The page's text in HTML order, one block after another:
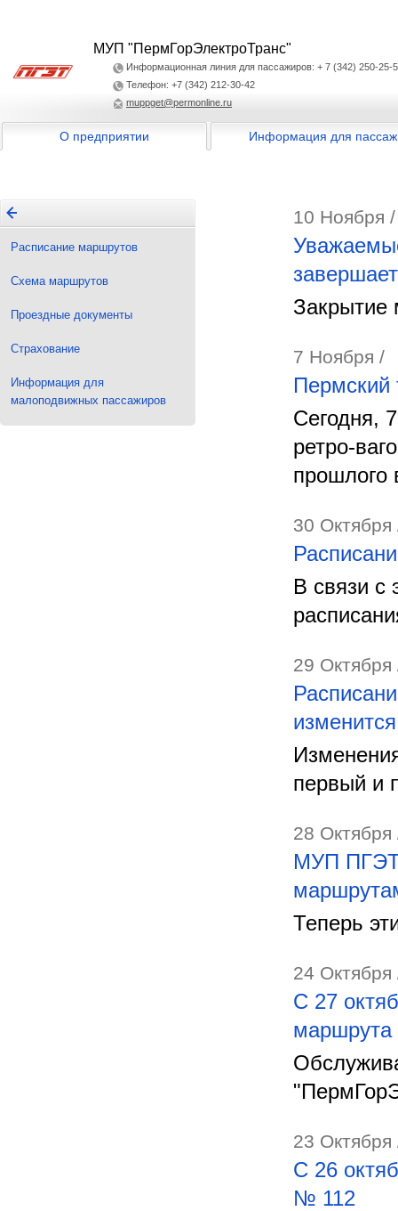
МУП "ПермГорЭлектроТранс"
Информационная линия для пассажиров: + 7 (342) 250-25-
Телефон: +7 (342) 212-30-42
muppget@permonline.ru
О предприятии Информация для
Расписание маршрутов
Схема маршрутов
Проездные документы
Страхование
Информация для
малоподвижных пассажиров
10 Ноября /
Закрытие
7 Ноября /
Пермский
Сегодня,
ретро-
прошлого
30 Октября
В связи с
29 Октября
изменится
первый и
28 Октября
МУП ПГЭТ
Теперь
24 Октября
С 27
23 Октября
С 26
№ 112